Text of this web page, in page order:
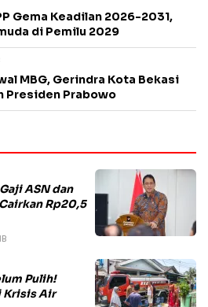
Gema Keadilan 2026-2031,
di Pemilu 2029
MBG, Gerindra Kota Bekasi
Presiden Prabowo
ASN dan
Rp20,5
Pulih!
Krisis Air